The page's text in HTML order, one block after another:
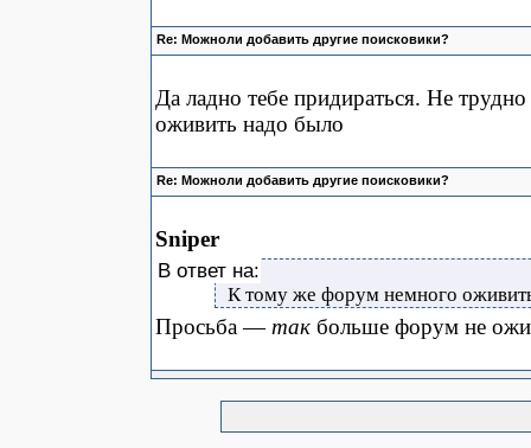
Re: Можноли добавить другие поисковики?
Да ладно тебе придираться. Не
оживить надо было
Re: Можноли добавить другие поисковики?
Sniper
В ответ на:
К тому же форум немного
Просьба — так больше форум не